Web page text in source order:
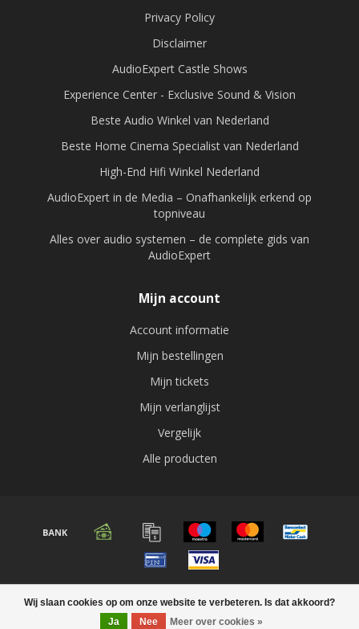
Wij slaan cookies op om onze website te verbeteren. Is dat akkoord?
Ja
Nee Meer over cookies »
Privacy Policy
Disclaimer
AudioExpert Castle Shows
Experience Center - Exclusive Sound & Vision
Beste Audio Winkel van Nederland
Beste Home Cinema Specialist van Nederland
High-End Hifi Winkel Nederland
AudioExpert in de Media – Onafhankelijk erkend op
topniveau
Alles over audio systemen – de complete gids van
AudioExpert
Mijn account
Account informatie
Mijn bestellingen
Mijn tickets
Mijn verlanglijst
Vergelijk
Alle producten
© Copyright 2026 Audio expert